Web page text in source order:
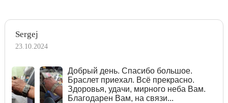
Sergej
23.10.2024
Добрый день. Спасибо большое.
Браслет приехал. Всё прекрасно.
Здоровья, удачи, мирного неба Вам.
Благодарен Вам, на связи...